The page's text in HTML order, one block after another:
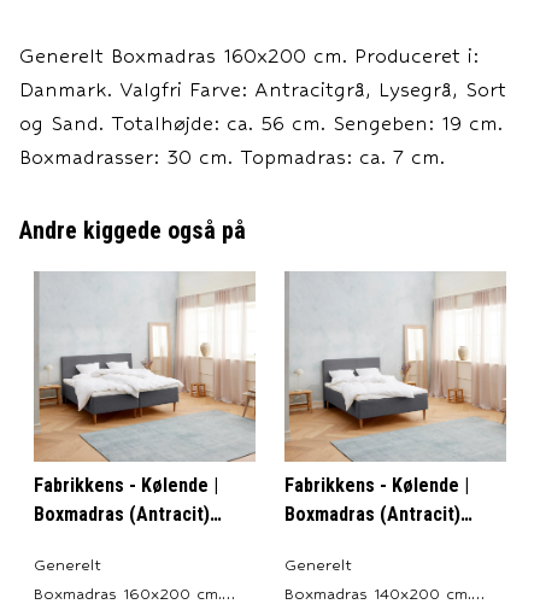
Generelt Boxmadras 160x200 cm. Produceret i:
Danmark. Valgfri Farve: Antracitgrå, Lysegrå, Sort
og Sand. Totalhøjde: ca. 56 cm. Sengeben: 19 cm.
Boxmadrasser: 30 cm. Topmadras: ca. 7 cm.
Andre kiggede også på
Fabrikkens - Kølende |
Boxmadras (Antracit)
Generelt
Boxmadras 160x200 cm.
Fabrikkens - Kølende |
Boxmadras (Antracit)
Generelt
Boxmadras 140x200 cm.